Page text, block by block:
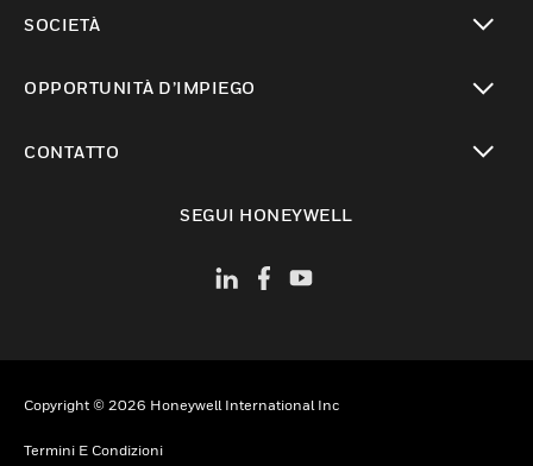
SOCIETÀ
OPPORTUNITÀ D’IMPIEGO
CONTATTO
SEGUI HONEYWELL
Copyright © 2026 Honeywell International Inc
Termini E Condizioni